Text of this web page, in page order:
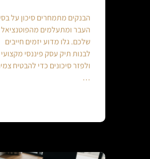
הבנקים מתמחרים סיכון על
העבר ומתעלמים מהפוטנציאל
שלכם. גלו מדוע יזמים חייבים
לבנות תיק עסק פיננסי מקצועי
ולפזר סיכונים כדי להבטיח
…